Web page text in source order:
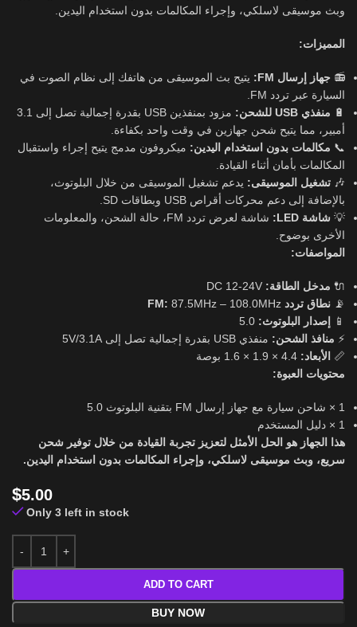
وبث موسيقى لاسلكي، وإجراء المكالمات بدون استخدام اليدين.
المميزات:
📻جهاز إرسال FM:
يتيح بث الموسيقى من هاتفك إلى نظام الصوت في
السيارة عبر تردد FM.
🔋 منفذي USB للشحن:
مزود بمنفذين USB بقدرة إجمالية تصل إلى 3.1
أمبير، مما يتيح شحن جهازين في وقت واحد بكفاءة.
📞 مكالمات بدون استخدام اليدين: ميكروفون مدمج يتيح إجراء واستقبال
المكالمات بأمان أثناء القيادة.
🎶تشغيل الموسيقى: يدعم تشغيل الموسيقى من خلال البلوتوث،
بالإضافة إلى دعم محركات أقراص USB وبطاقات SD.
💡 شاشة LED:
شاشة لعرض تردد FM، حالة الشحن، والمعلومات
الأخرى بوضوح.
المواصفات:
🔌 مدخل الطاقة: DC 12-24V
📡نطاق تردد FM:87.5MHz – 108.0MHz
📱
إصدار البلوتوث: 5.0
⚡ منافذ الشحن: منفذي USB بقدرة إجمالية تصل إلى 5V/3.1A
📏
الأبعاد: 4.4 × 1.9 × 1.6 بوصة
محتويات العبوة:
1 × شاحن سيارة مع جهاز إرسال FM بتقنية البلوتوث 5.0
1 × دليل المستخدم
هذا الجهاز هو الحل الأمثل لتعزيز تجربة القيادة من خلال توفير شحن
سريع، وبث موسيقى لاسلكي، وإجراء المكالمات بدون استخدام اليدين.
$5.00
Only 3 left in stock
ADD TO CART
BUY NOW